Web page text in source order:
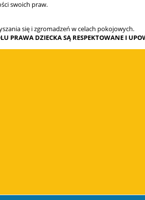
swoich praw.
się i zgromadzeń w celach pokojowych.
PRAWA DZIECKA SĄ RESPEKTOWANE I